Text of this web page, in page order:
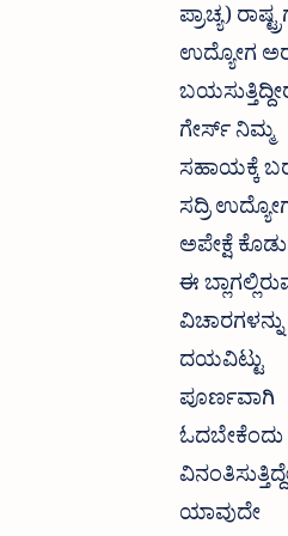
ಪ್ರಾಚ್ಯ)
ಉದ್ಯೋಗ
ಗೇರ್ಸ್ ನಿಮ್ಮ
ಸಹಾಯಕ್ಕೆ
ಸದ್ರಿ
ಅಪೇಕ್ಷೆ
ಈ
ವಿಚಾರಗಳನ್ನು
ದಯವಿಟ್ಟು
ಪೂರ್ಣವಾಗಿ
ಓದಬೇಕೆಂದು
ಯಾವುದೇ